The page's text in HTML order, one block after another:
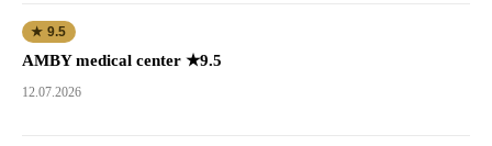
★ 9.5
AMBY medical center ★9.5
12.07.2026